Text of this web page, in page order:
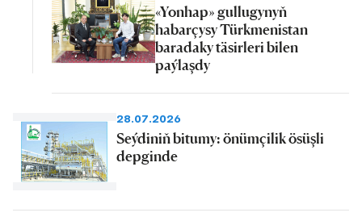
«Yonhap» gullugynyň
habarçysy Türkmenistan
baradaky täsirleri bilen
paýlaşdy
28.07.2026
Seýdiniň bitumy: önümçilik ösüşli
depginde